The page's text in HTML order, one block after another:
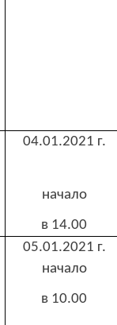
04.01.2021 г.
начало
в 14.00
05.01.2021 г.
начало
в 10.00